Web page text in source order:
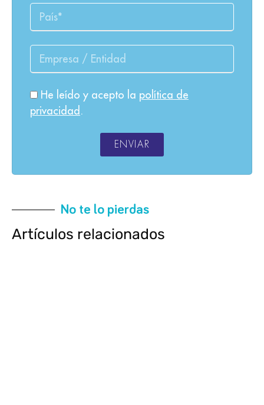
He leído y acepto la política de
privacidad .
ENVIAR
No te lo pierdas
Artículos relacionados